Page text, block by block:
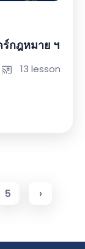
ร์กฎหมาย ฯ
13 lesson
5 ›